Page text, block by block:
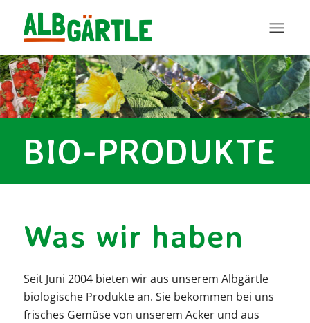
BIO-PRODUKTE
Was wir haben
Seit Juni 2004 bieten wir aus unserem Albgärtle
biologische Produkte an. Sie bekommen bei uns
frisches Gemüse von unserem Acker und aus